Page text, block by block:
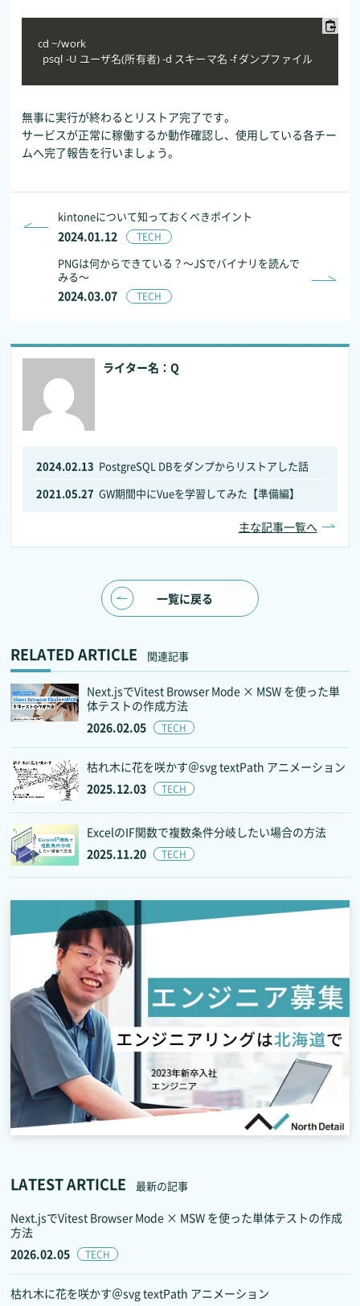
cd ~/work
  psql -U ユーザ名(所有者) -d スキーマ名 -f ダンプファイル
無事に実行が終わるとリストア完了です。
サービスが正常に稼働するか動作確認し、使用している各チー
ムへ完了報告を行いましょう。
2024.01.12 TECH
kintoneについて知っておくべきポイント
2024.03.07 TECH
PNGは何からできている？～JSでバイナリを読んで
みる～
ライター名：Q
2024.02.13 PostgreSQL DBをダンプからリストアした話
2021.05.27 GW期間中にVueを学習してみた【準備編】
主な記事一覧へ
一覧に戻る
RELATED ARTICLE 関連記事
2026.02.05 TECH
Next.jsでVitest Browser Mode × MSW を使った単
体テストの作成方法
2025.12.03 TECH
枯れ木に花を咲かす＠svg textPath アニメーション
2025.11.20 TECH
ExcelのIF関数で複数条件分岐したい場合の方法
LATEST ARTICLE 最新の記事
2026.02.05 TECH
Next.jsでVitest Browser Mode × MSW を使った単体テストの作成
方法
枯れ木に花を咲かす＠svg textPath アニメーション